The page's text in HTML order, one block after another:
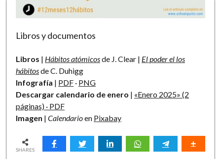
Libros y documentos
Libros | Hábitos atómicosde J. Clear | El poder el los
hábitosde C. Duhigg
Infografía | PDF · PNG
Descargar calendario de enero | «Enero 2025» (2
páginas) · PDF
Imagen |Calendarioen Pixabay
SHARES